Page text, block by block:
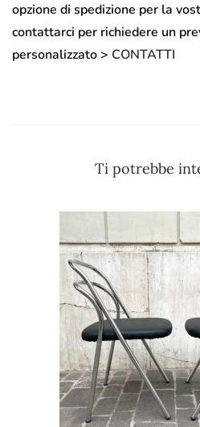
opzione di spedizione per la
contattarci per richiedere un
personalizzato > CONTATTI
Ti potrebbe